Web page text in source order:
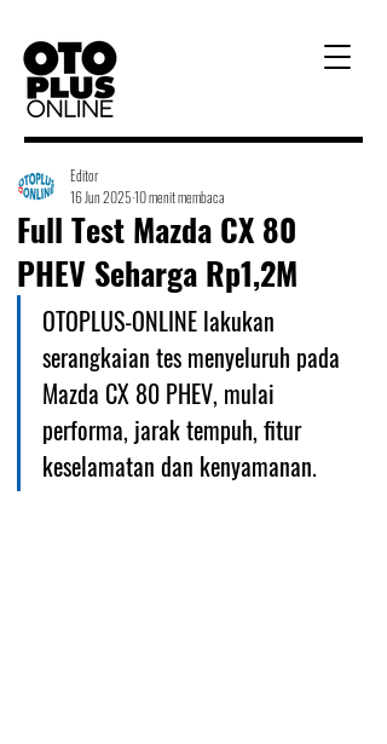
Full Test Mazda CX 80
PHEV Seharga Rp1,2M
Editor
16 Jun 202510 menit membaca
OTOPLUS-ONLINE lakukan
serangkaian tes menyeluruh pada
Mazda CX 80 PHEV, mulai
performa, jarak tempuh, fitur
keselamatan dan kenyamanan.